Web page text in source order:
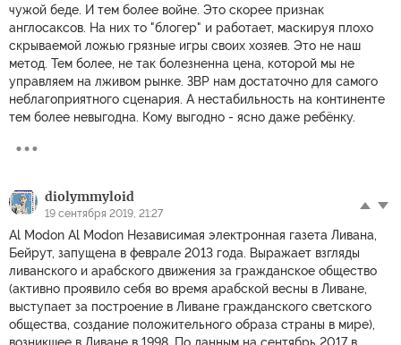
чужой беде. И тем более войне. Это скорее признак
англосаксов. На них то "блогер" и работает, маскируя плохо
скрываемой ложью грязные игры своих хозяев. Это не наш
метод. Тем более, не так болезненна цена, которой мы не
управляем на лживом рынке. ЗВР нам достаточно для самого
неблагоприятного сценария. А нестабильность на континенте
тем более невыгодна. Кому выгодно - ясно даже ребёнку.
diolymmyloid
19 сентября 2019, 21:27
Al Modon Al Modon Независимая электронная газета Ливана,
Бейрут, запущена в феврале 2013 года. Выражает взгляды
ливанского и арабского движения за гражданское общество
(активно проявило себя во время арабской весны в Ливане,
выступает за построение в Ливане гражданского светского
общества, создание положительного образа страны в мире),
возникшее в Ливане в 1998. По данным на сентябрь 2017 в